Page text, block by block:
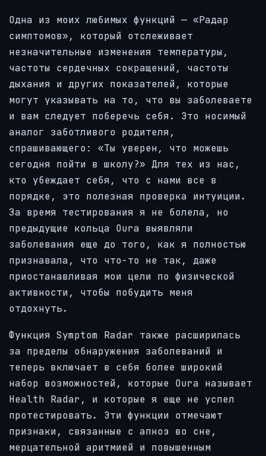
Одна из моих любимых функций — «Радар
симптомов», который отслеживает
незначительные изменения температуры,
частоты сердечных сокращений, частоты
дыхания и других показателей, которые
могут указывать на то, что вы заболеваете
и вам следует поберечь себя. Это носимый
аналог заботливого родителя,
спрашивающего: «Ты уверен, что можешь
сегодня пойти в школу?» Для тех из нас,
кто убеждает себя, что с нами все в
порядке, это полезная проверка интуиции.
За время тестирования я не болела, но
предыдущие кольца Oura выявляли
заболевания еще до того, как я полностью
признавала, что что-то не так, даже
приостанавливая мои цели по физической
активности, чтобы побудить меня
отдохнуть.
Функция Symptom Radar также расширилась
за пределы обнаружения заболеваний и
теперь включает в себя более широкий
набор возможностей, которые Oura называет
Health Radar, и которые я еще не успел
протестировать. Эти функции отмечают
признаки, связанные с апноэ во сне,
мерцательной аритмией и повышенным